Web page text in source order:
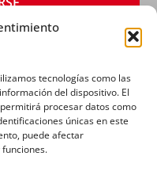
tecnologías como las
del dispositivo. El
procesar datos como
únicas en este
puede afectar
|